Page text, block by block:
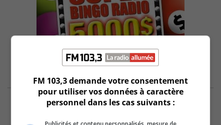
FM 103,3 demande votre consentement
pour utiliser vos données à caractère
personnel dans les cas suivants :